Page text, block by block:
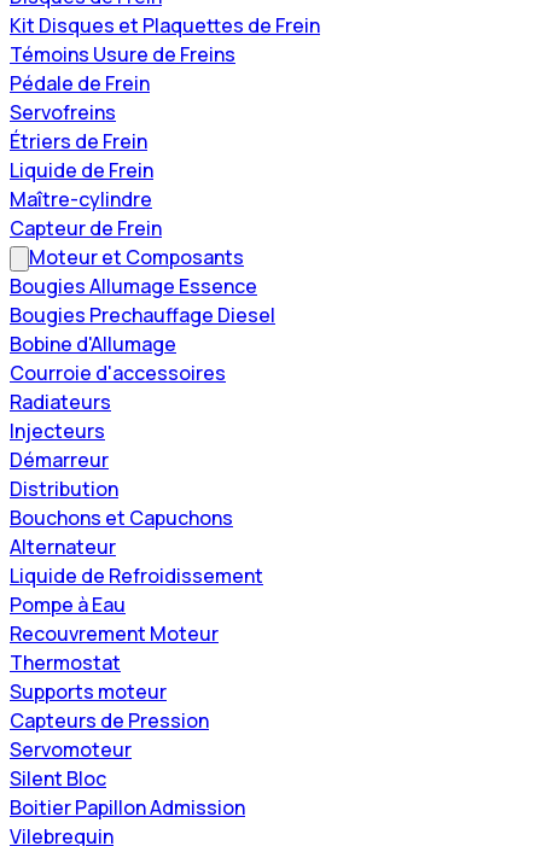
Kit Disques et Plaquettes de Frein
Témoins Usure de Freins
Pédale de Frein
Servofreins
Étriers de Frein
Liquide de Frein
Maître-cylindre
Capteur de Frein
Moteur et Composants
Bougies Allumage Essence
Bougies Prechauffage Diesel
Bobine d'Allumage
Courroie d'accessoires
Radiateurs
Injecteurs
Démarreur
Distribution
Bouchons et Capuchons
Alternateur
Liquide de Refroidissement
Pompe à Eau
Recouvrement Moteur
Thermostat
Supports moteur
Capteurs de Pression
Servomoteur
Silent Bloc
Boitier Papillon Admission
Vilebrequin